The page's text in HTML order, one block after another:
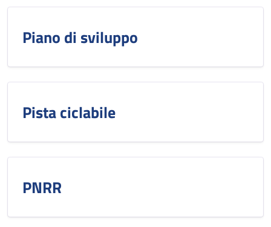
Piano di sviluppo
Pista ciclabile
PNRR